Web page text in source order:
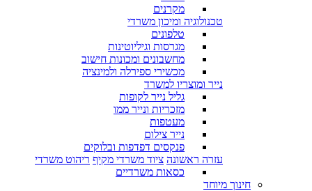
מקרנים
טכנולוגיה ומיכון משרדי
טלפונים
מגרסות וגיליוטינות
מחשבונים ומכונות חישוב
מכשירי ספירלה ולמינציה
נייר ומוצריו למשרד
גליל נייר לקופות
מזכריות ונייר ממו
מעטפות
נייר צילום
פנקסים דפדפות ובלוקים
עזרה ראשונה ציוד משרדי מקיף ריהוט משרדי
כסאות משרדיים
חינוך מיוחד